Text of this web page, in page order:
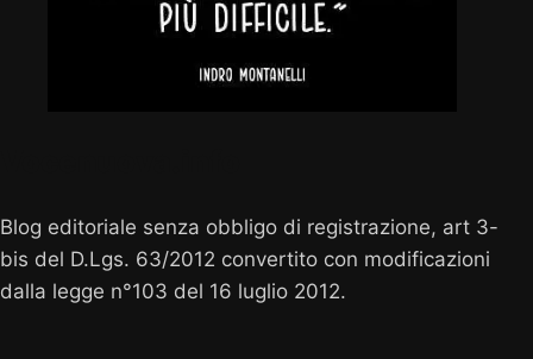
Blog editoriale senza obbligo di registrazione, art 3-
bis del D.Lgs. 63/2012 convertito con modificazioni
dalla legge n°103 del 16 luglio 2012.